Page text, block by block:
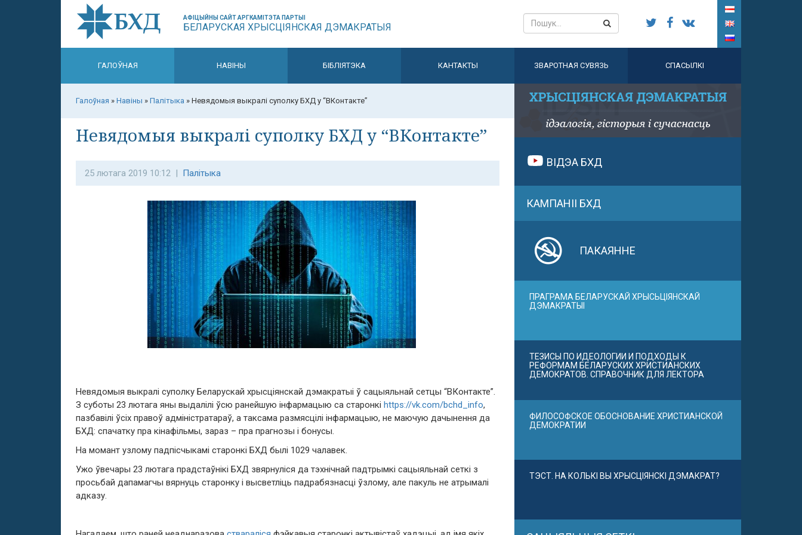
АФІЦЫЙНЫ САЙТ АРГКАМІТЭТА ПАРТЫІ
БЕЛАРУСКАЯ ХРЫСЦІЯНСКАЯ ДЭМАКРАТЫЯ
ГАЛОЎНАЯ НАВІНЫ БІБЛІЯТЭКА КАНТАКТЫ ЗВАРОТНАЯ СУВЯЗЬ СПАСЫЛКІ
Галоўная » Навіны » Палітыка » Невядомыя выкралі суполку БХД у “ВКонтакте”
Невядомыя выкралі суполку БХД у “ВКонтакте”
25 лютага 2019 10:12 | Палітыка
Невядомыя выкралі суполку Беларускай хрысціянскай дэмакратыі ў сацыяльнай сетцы “ВКонтакте”.
З суботы 23 лютага яны выдалілі ўсю ранейшую інфармацыю са старонкі https://vk.com/bchd_info,
пазбавілі ўсіх правоў адміністратараў, а таксама размясцілі інфармацыю, не маючую дачынення да
БХД: спачатку пра кінафільмы, зараз – пра прагнозы і бонусы.
На момант узлому падпісчыкамі старонкі БХД былі 1029 чалавек.
Ужо ўвечары 23 лютага прадстаўнікі БХД звярнуліся да тэхнічнай падтрымкі сацыяльнай сеткі з
просьбай дапамагчы вярнуць старонку і высветліць падрабязнасці ўзлому, але пакуль не атрымалі
адказу.
ВІДЭА БХД
КАМПАНІІ БХД
ПАКАЯННЕ
ПРАГРАМА БЕЛАРУСКАЙ ХРЫСЬЦІЯНСКАЙ
ДЭМАКРАТЫІ
ТЕЗИСЫ ПО ИДЕОЛОГИИ И ПОДХОДЫ К
РЕФОРМАМ БЕЛАРУСКИХ ХРИСТИАНСКИХ
ДЕМОКРАТОВ. СПРАВОЧНИК ДЛЯ ЛЕКТОРА
ФИЛОСОФСКОЕ ОБОСНОВАНИЕ ХРИСТИАНСКОЙ
ДЕМОКРАТИИ
ТЭСТ. НА КОЛЬКІ ВЫ ХРЫСЦІЯНСКІ ДЭМАКРАТ?